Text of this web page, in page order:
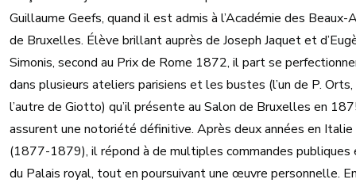
Guillaume Geefs, quand il est admis à l’Académie des Beaux-
de Bruxelles. Élève brillant auprès de Joseph Jaquet et
Simonis, second au Prix de Rome 1872, il part se
dans plusieurs ateliers parisiens et les bustes (l’un de P. Orts,
l’autre de Giotto) qu’il présente au Salon de Bruxelles en
assurent une notoriété définitive. Après deux années en Italie
(1877-1879), il répond à de multiples commandes publiques
du Palais royal, tout en poursuivant une œuvre personnelle.